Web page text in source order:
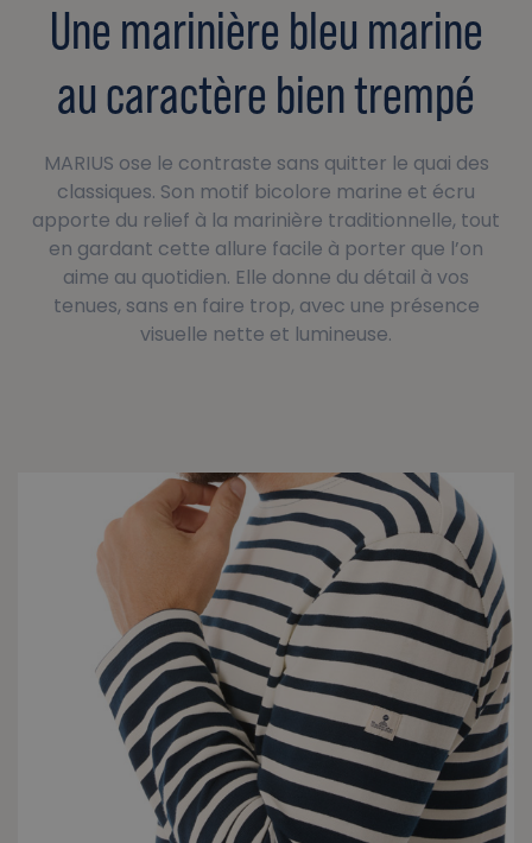
Une marinière bleu marine
au caractère bien trempé
MARIUS ose le contraste sans quitter le quai des
classiques. Son motif bicolore marine et écru
apporte du relief à la marinière traditionnelle, tout
en gardant cette allure facile à porter que l’on
aime au quotidien. Elle donne du détail à vos
tenues, sans en faire trop, avec une présence
visuelle nette et lumineuse.